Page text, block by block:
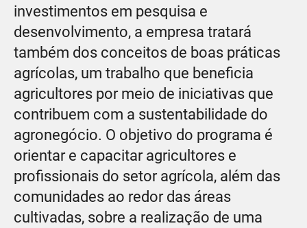
investimentos em pesquisa e
desenvolvimento, a empresa tratará
também dos conceitos de boas práticas
agrícolas, um trabalho que beneficia
agricultores por meio de iniciativas que
contribuem com a sustentabilidade do
agronegócio. O objetivo do programa é
orientar e capacitar agricultores e
profissionais do setor agrícola, além das
comunidades ao redor das áreas
cultivadas, sobre a realização de uma